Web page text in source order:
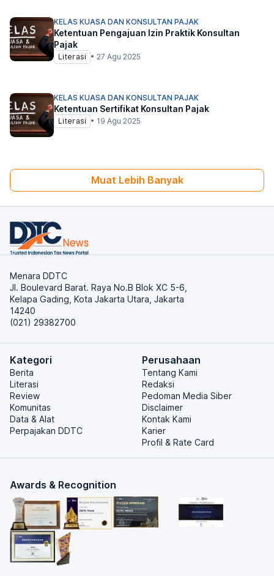
KELAS KUASA DAN KONSULTAN PAJAK
Ketentuan Pengajuan Izin Praktik Konsultan
Pajak
Literasi • 27 Agu 2025
KELAS KUASA DAN KONSULTAN PAJAK
Ketentuan Sertifikat Konsultan Pajak
Literasi • 19 Agu 2025
Muat Lebih Banyak
Menara DDTC
Jl. Boulevard Barat. Raya No.B Blok XC 5-6,
Kelapa Gading, Kota Jakarta Utara, Jakarta
14240
(021) 29382700
Kategori
Berita
Literasi
Review
Komunitas
Data & Alat
Perpajakan DDTC
Perusahaan
Tentang Kami
Redaksi
Pedoman Media Siber
Disclaimer
Kontak Kami
Karier
Profil & Rate Card
Awards & Recognition